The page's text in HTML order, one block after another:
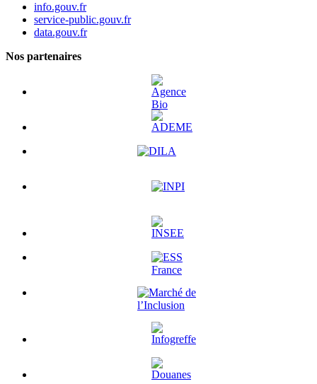
info.gouv.fr
service-public.gouv.fr
data.gouv.fr
Nos partenaires